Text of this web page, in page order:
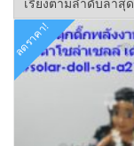
ลดราคา!